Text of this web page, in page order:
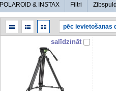
POLAROID & INSTAX Filtri
salīdzināt